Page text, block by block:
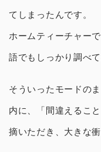
てしまったんです。
ホームティーチャー
語でもしっかり調べ
そういったモードの
内に、「間違えるこ
摘いただき、大きな